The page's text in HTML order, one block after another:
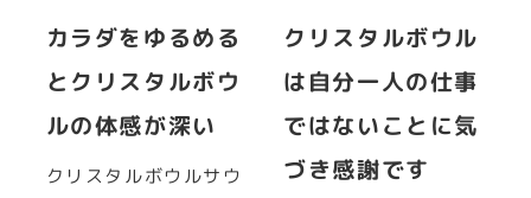
カラダをゆるめる
とクリスタルボウ
ルの体感が深い
クリスタルボウルサウ
クリスタルボウル
は自分一人の仕事
ではないことに気
づき感謝です